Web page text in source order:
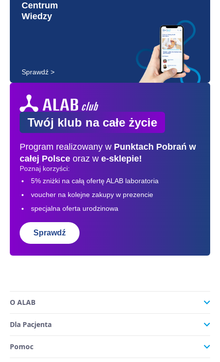
Centrum
Wiedzy
Sprawdź >
Twój klub na całe życie
Program realizowany w Punktach Pobrań w
całej Polsce oraz w e-sklepie!
Poznaj korzyści:
5% zniżki na całą ofertę ALAB laboratoria
voucher na kolejne zakupy w prezencie
specjalna oferta urodzinowa
Sprawdź
O ALAB
Dla Pacjenta
Pomoc